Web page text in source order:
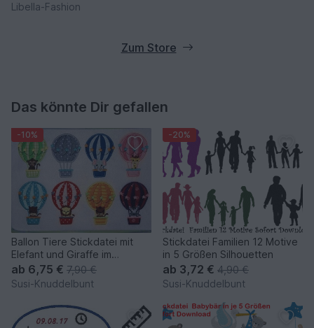
Libella-Fashion
Zum Store
Das könnte Dir gefallen
-10%
Ballon Tiere Stickdatei mit
Elefant und Giraffe im
Heißluftballon
ab 6,75 € 7,90 €
Susi-Knuddelbunt
-20%
Stickdatei Familien 12 Motive
in 5 Größen Silhouetten
ab 3,72 € 4,90 €
Susi-Knuddelbunt